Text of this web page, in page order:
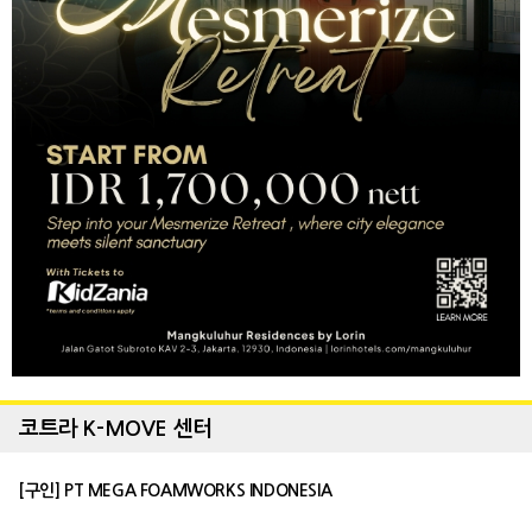
코트라 K-MOVE 센터
[구인] PT MEGA FOAMWORKS INDONESIA